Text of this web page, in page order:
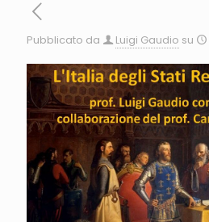
Pubblicato da Luigi Gaudio su